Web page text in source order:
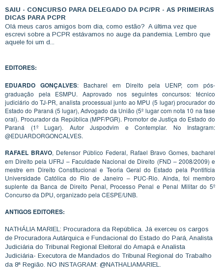
SAIU - CONCURSO PARA DELEGADO DA PC/PR - AS PRIMEIRAS
DICAS PARA PCPR
Olá meus caros amigos bom dia, como estão? A última vez que
escrevi sobre a PCPR estávamos no auge da pandemia. Lembro que
aquele foi um d...
EDITORES:
EDUARDO GONÇALVES: Bacharel em Direito pela UENP, com pós-
graduação pela ESMPU. Aaprovado nos seguintes concursos: técnico
judiciário do TJ-PR, analista processual junto ao MPU (5 lugar) procurador do
Estado do Paraná (5 lugar), Advogado da União (5º lugar com nota 10 na fase
oral). Procurador da República (MPF/PGR). Promotor de Justiça do Estado do
Paraná (1º Lugar). Autor Juspodvim e Contemplar. No Instagram:
@EDUARDORGONCALVES.
RAFAEL BRAVO, Defensor Público Federal, Rafael Bravo Gomes, bacharel
em Direito pela UFRJ – Faculdade Nacional de Direito (FND – 2008/2009) e
mestre em Direito Constitucional e Teoria Geral do Estado pela Pontifícia
Universidade Católica do Rio de Janeiro – PUC-Rio. Ainda, foi membro
suplente da Banca de Direito Penal, Processo Penal e Penal Militar do 5º
Concurso da DPU, organizado pela CESPE/UNB.
ANTIGOS EDITORES:
NATHÁLIA MARIEL: Procuradora da República. Já exerceu os cargos
de Procuradora Autárquica e Fundacional do Estado do Pará, Analista
Judiciária do Tribunal Regional Eleitoral do Amapá e Analista
Judiciária- Executora de Mandados do Tribunal Regional do Trabalho
da 8ª Região. NO INSTAGRAM: @NATHALIAMARIEL.